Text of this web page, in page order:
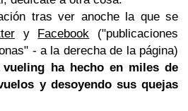
tras ver anoche la que se
y Facebook ("publicaciones
- a la derecha de la página)
vueling ha hecho en miles de
y desoyendo sus quejas